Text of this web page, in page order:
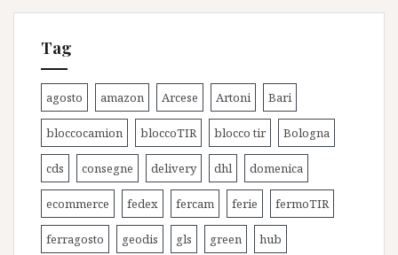
Tag
agosto amazon Arcese Artoni Bari
bloccocamion bloccoTIR blocco tir Bologna
cds consegne delivery dhl domenica
ecommerce fedex fercam ferie fermoTIR
ferragosto geodis gls green hub